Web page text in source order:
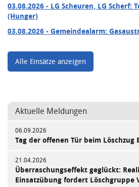
03.08.2026 - LG Scheuren, LG Scherf:
(Hunger)
03.08.2026 - Gemeindealarm:
Alle Einsätze anzeigen
Aktuelle Meldungen
06.09.2026
Tag der offenen Tür beim Löschzug
21.04.2026
Überraschungseffekt geglückt:
Einsatzübung fordert Löschgruppe